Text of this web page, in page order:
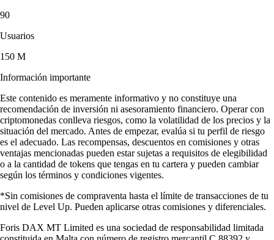
90
Usuarios
150 M
Información importante
Este contenido es meramente informativo y no constituye una
recomendación de inversión ni asesoramiento financiero. Operar con
criptomonedas conlleva riesgos, como la volatilidad de los precios y la
situación del mercado. Antes de empezar, evalúa si tu perfil de riesgo
es el adecuado. Las recompensas, descuentos en comisiones y otras
ventajas mencionadas pueden estar sujetas a requisitos de elegibilidad
o a la cantidad de tokens que tengas en tu cartera y pueden cambiar
según los términos y condiciones vigentes.
*Sin comisiones de compraventa hasta el límite de transacciones de tu
nivel de Level Up. Pueden aplicarse otras comisiones y diferenciales.
Foris DAX MT Limited es una sociedad de responsabilidad limitada